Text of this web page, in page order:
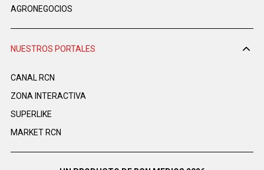
AGRONEGOCIOS
NUESTROS PORTALES
CANAL RCN
ZONA INTERACTIVA
SUPERLIKE
MARKET RCN